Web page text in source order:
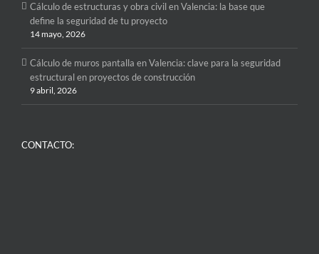
Cálculo de estructuras y obra civil en Valencia: la base que
define la seguridad de tu proyecto
14 mayo, 2026
Cálculo de muros pantalla en Valencia: clave para la seguridad
estructural en proyectos de construcción
9 abril, 2026
CONTACTO: